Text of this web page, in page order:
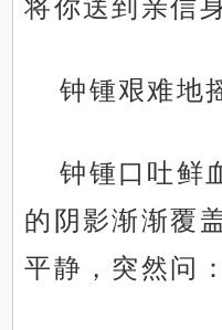
将你送到亲信
钟锺艰难地
钟锺口吐鲜
的阴影渐渐覆
平静，突然问